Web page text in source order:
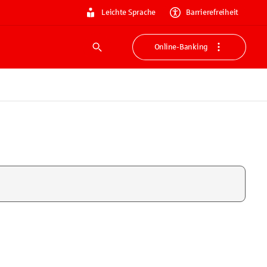
Leichte Sprache Barrierefreiheit
Suche
Online-Banking